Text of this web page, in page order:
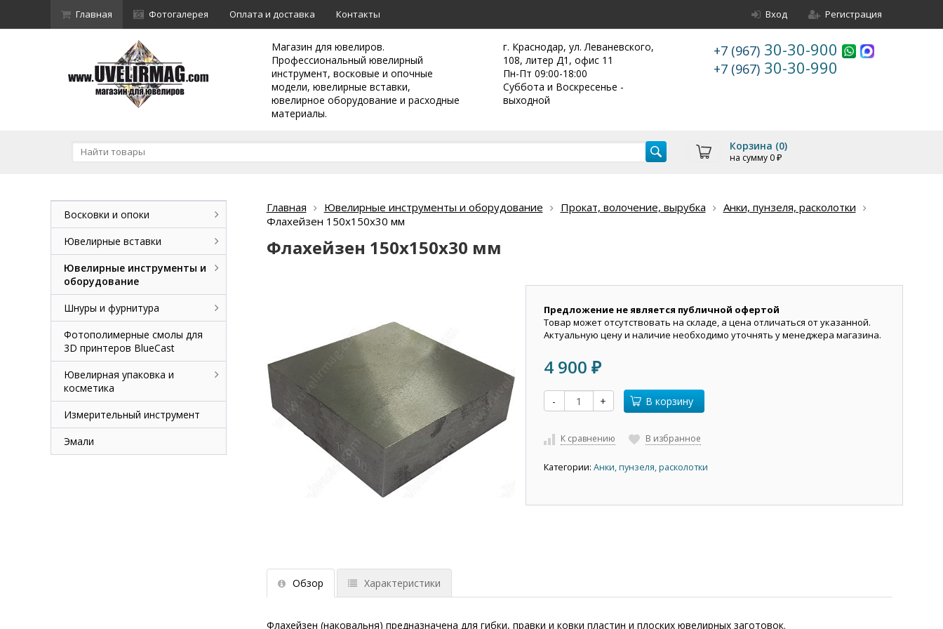
Главная Фотогалерея Оплата и доставка Контакты Вход Регистрация
Магазин для ювелиров.
Профессиональный ювелирный
инструмент, восковые и опочные
модели, ювелирные вставки,
ювелирное оборудование и расходные
материалы.
г. Краснодар, ул. Леваневского,
108, литер Д1, офис 11
Пн-Пт 09:00-18:00
Суббота и Воскресенье -
выходной
+7 (967) 30-30-900
+7 (967) 30-30-990
Корзина (0)
на сумму 0 ₽
Главная Ювелирные инструменты и оборудование Прокат, волочение, вырубка
Анки, пунзеля, расколотки
Флахейзен 150х150х30 мм
Флахейзен 150х150х30 мм
Предложение не является публичной офертой
Товар может отсутствовать на складе, а цена отличаться от указанной.
Актуальную цену и наличие необходимо уточнять у менеджера магазина.
4 900 ₽
- + В корзину
К сравнению В избранное
Категории: Анки, пунзеля, расколотки
Обзор Характеристики
Флахейзен (наковальня) предназначена для гибки, правки и ковки пластин и плоских ювелирных заготовок.
Восковки и опоки
Ювелирные вставки
Ювелирные инструменты и
оборудование
Шнуры и фурнитура
Фотополимерные смолы для
3D принтеров BlueCast
Ювелирная упаковка и
косметика
Измерительный инструмент
Эмали